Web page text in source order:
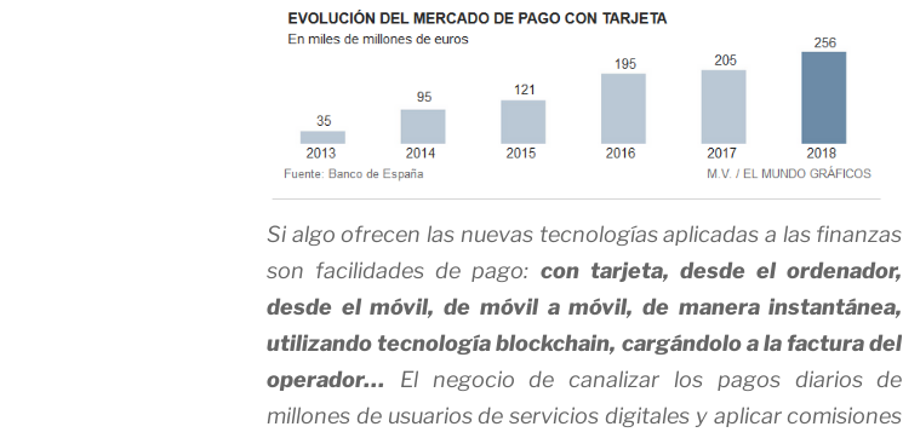
Si algo ofrecen las nuevas tecnologías aplicadas a las finanzas
son facilidades de pago: con tarjeta, desde el ordenador,
desde el móvil, de móvil a móvil, de manera instantánea,
utilizando tecnología blockchain, cargándolo a la factura del
operador… El negocio de canalizar los pagos diarios de
millones de usuarios de servicios digitales y aplicar comisiones